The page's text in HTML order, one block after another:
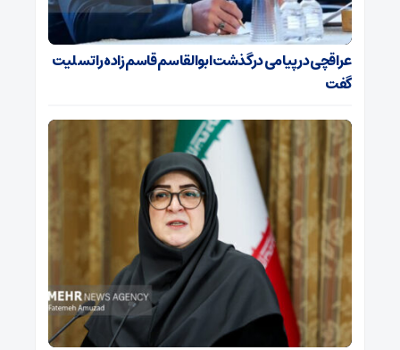
عراقچی در پیامی درگذشت ابوالقاسم قاسم‌زاده را تسلیت
گفت